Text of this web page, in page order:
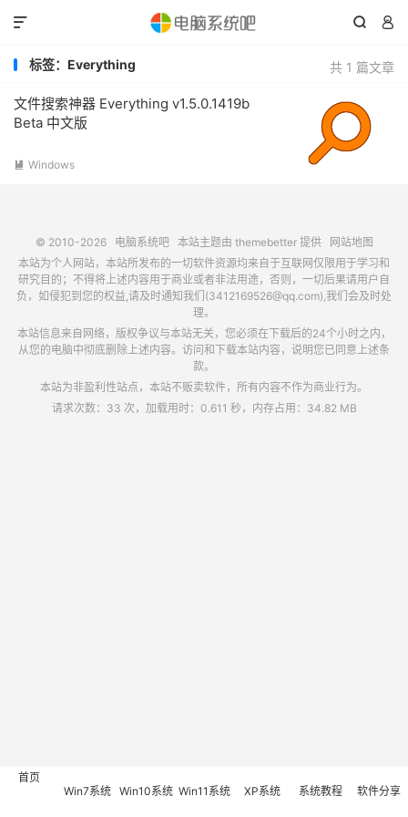
 

共 1 篇文章
标签：Everything
文件搜索神器 Everything v1.5.0.1419b
Beta 中文版
 Windows
© 2010-2026 电脑系统吧本站主题由 themebetter提供
网站地图
本站为个人网站，本站所发布的一切软件资源均来自于互联网仅限用于学习和
研究目的；不得将上述内容用于商业或者非法用途，否则，一切后果请用户自
负，如侵犯到您的权益,请及时通知我们(3412169526@qq.com),我们会及时处
理。
本站信息来自网络，版权争议与本站无关，您必须在下载后的24个小时之内，
从您的电脑中彻底删除上述内容。访问和下载本站内容，说明您已同意上述条
款。
本站为非盈利性站点，本站不贩卖软件，所有内容不作为商业行为。
请求次数：33 次，加载用时：0.611 秒，内存占用：34.82 MB
首页
Win7系统 Win10系统 Win11系统 XP系统 系统教程 软件分享